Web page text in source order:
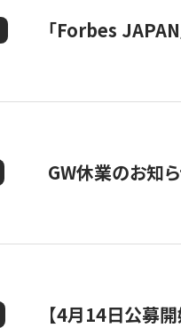
「Forbes
GW休業のお知
【4月14日公募